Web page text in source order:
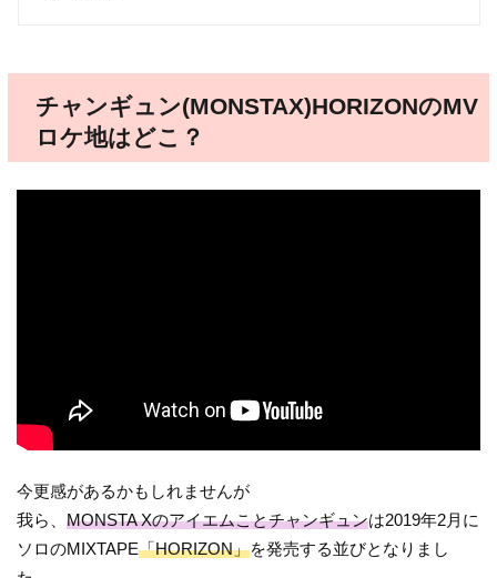
チャンギュン(MONSTAX)HORIZONのMV
ロケ地はどこ？
今更感があるかもしれませんが
我ら、MONSTA Xのアイエムことチャンギュンは2019年2月に
ソロのMIXTAPE「HORIZON」を発売する並びとなりまし